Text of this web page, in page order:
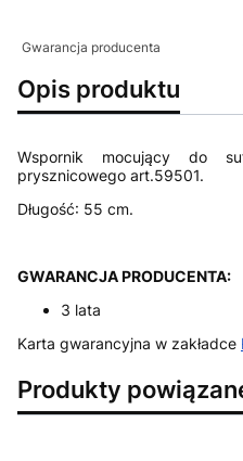
Gwarancja producenta
Opis produktu
Wspornik mocujący do
prysznicowego art.59501.
Długość: 55 cm.
GWARANCJA PRODUCENTA:
3 lata
Karta gwarancyjna w zakładce
Produkty